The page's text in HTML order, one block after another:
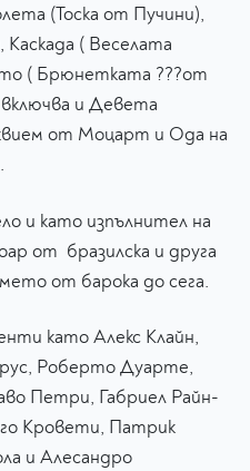
(Тоска от Пучини),
( Веселата
( Брюнетката ???от
и Девета
от Моцарт и Ода на
и като изпълнител на
от бразилска и друга
от барока до сега.
като Алекс Клайн,
Роберто Дуарте,
Петри, Габриел Райн-
Кровети, Патрик
и Алесандро